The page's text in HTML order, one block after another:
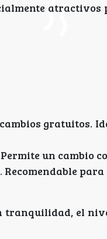
atractivos
gratuitos.
un cambio
tranquilidad, el